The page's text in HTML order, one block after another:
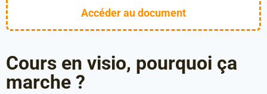
Accéder au document
Cours en visio, pourquoi ça
marche ?